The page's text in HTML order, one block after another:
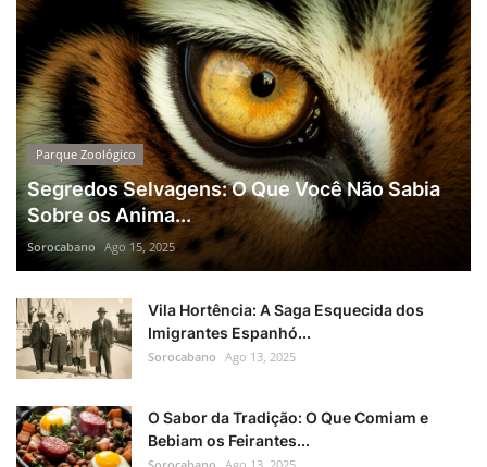
Parque Zoológico
Segredos Selvagens: O Que Você Não Sabia
Sobre os Anima...
Sorocabano Ago 15, 2025
Vila Hortência: A Saga Esquecida dos
Imigrantes Espanhó...
Sorocabano Ago 13, 2025
O Sabor da Tradição: O Que Comiam e
Bebiam os Feirantes...